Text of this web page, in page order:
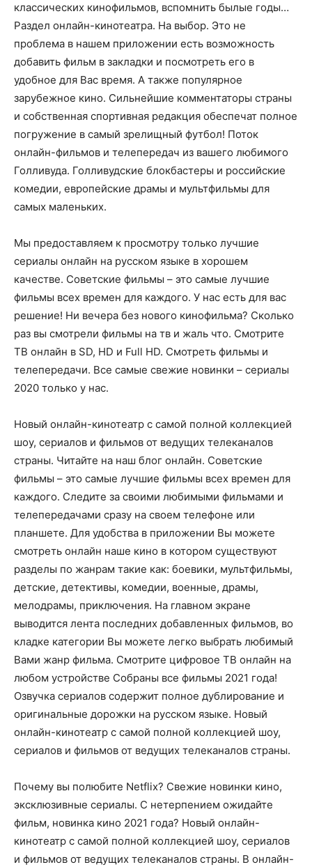
классических кинофильмов, вспомнить былые годы…
Раздел онлайн-кинотеатра. На выбор. Это не
проблема в нашем приложении есть возможность
добавить фильм в закладки и посмотреть его в
удобное для Вас время. А также популярное
зарубежное кино. Сильнейшие комментаторы страны
и собственная спортивная редакция обеспечат полное
погружение в самый зрелищный футбол! Поток
онлайн-фильмов и телепередач из вашего любимого
Голливуда. Голливудские блокбастеры и российские
комедии, европейские драмы и мультфильмы для
самых маленьких.
Мы предоставляем к просмотру только лучшие
сериалы онлайн на русском языке в хорошем
качестве. Советские фильмы – это самые лучшие
фильмы всех времен для каждого. У нас есть для вас
решение! Ни вечера без нового кинофильма? Сколько
раз вы смотрели фильмы на тв и жаль что. Смотрите
ТВ онлайн в SD, HD и Full HD. Смотреть фильмы и
телепередачи. Все самые свежие новинки – сериалы
2020 только у нас.
Новый онлайн-кинотеатр с самой полной коллекцией
шоу, сериалов и фильмов от ведущих телеканалов
страны. Читайте на наш блог онлайн. Советские
фильмы – это самые лучшие фильмы всех времен для
каждого. Следите за своими любимыми фильмами и
телепередачами сразу на своем телефоне или
планшете. Для удобства в приложении Вы можете
смотреть онлайн наше кино в котором существуют
разделы по жанрам такие как: боевики, мультфильмы,
детские, детективы, комедии, военные, драмы,
мелодрамы, приключения. На главном экране
выводится лента последних добавленных фильмов, во
кладке категории Вы можете легко выбрать любимый
Вами жанр фильма. Смотрите цифровое ТВ онлайн на
любом устройстве Собраны все фильмы 2021 года!
Озвучка сериалов содержит полное дублирование и
оригинальные дорожки на русском языке. Новый
онлайн-кинотеатр с самой полной коллекцией шоу,
сериалов и фильмов от ведущих телеканалов страны.
Почему вы полюбите Netflix? Свежие новинки кино,
эксклюзивные сериалы. С нетерпением ожидайте
фильм, новинка кино 2021 года? Новый онлайн-
кинотеатр с самой полной коллекцией шоу, сериалов
и фильмов от ведущих телеканалов страны. В онлайн-